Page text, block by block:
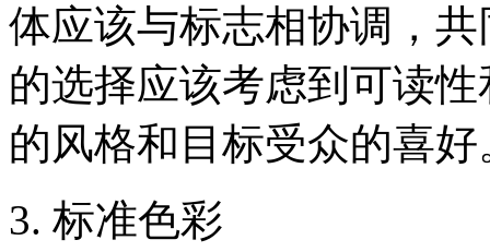
体应该与标志相协调，
的选择应该考虑到可读
的风格和目标受众的喜好
3. 标准色彩